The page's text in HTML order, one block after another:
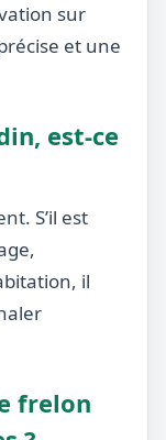
sur
et une
est-ce
S’il est
il
frelon